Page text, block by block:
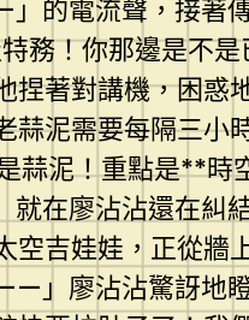
的電流聲，接著
務！你那邊是不
著對講機，困惑
泥需要每隔三小
蒜泥！重點是**時
在廖沾沾還在糾
吉娃娃，正從牆
」廖沾沾驚訝地